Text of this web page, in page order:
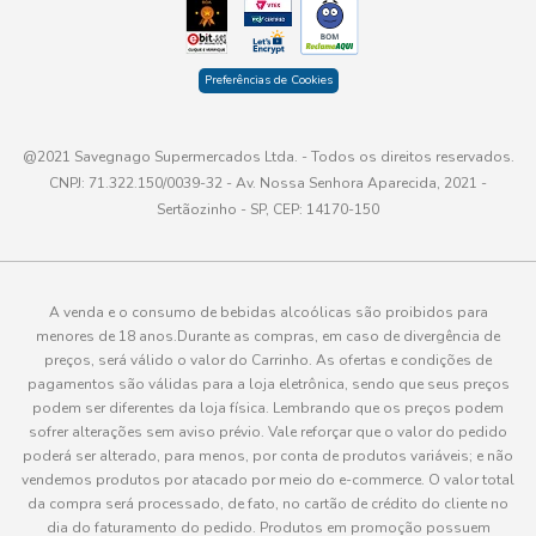
Preferências de Cookies
@2021 Savegnago Supermercados Ltda. - Todos os direitos reservados.
CNPJ: 71.322.150/0039-32 - Av. Nossa Senhora Aparecida, 2021 -
Sertãozinho - SP, CEP: 14170-150
A venda e o consumo de bebidas alcoólicas são proibidos para
menores de 18 anos.Durante as compras, em caso de divergência de
preços, será válido o valor do Carrinho. As ofertas e condições de
pagamentos são válidas para a loja eletrônica, sendo que seus preços
podem ser diferentes da loja física. Lembrando que os preços podem
sofrer alterações sem aviso prévio. Vale reforçar que o valor do pedido
poderá ser alterado, para menos, por conta de produtos variáveis; e não
vendemos produtos por atacado por meio do e-commerce. O valor total
da compra será processado, de fato, no cartão de crédito do cliente no
dia do faturamento do pedido. Produtos em promoção possuem